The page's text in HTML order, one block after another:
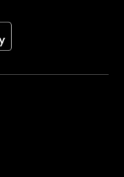
(opens in a new tab)